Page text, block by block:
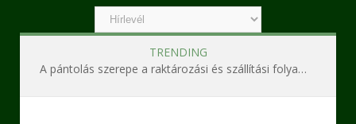
TRENDING
A pántolás szerepe a raktározási és szállítási folyamatokban